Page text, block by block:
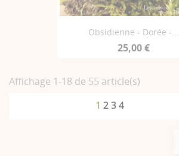
Obsidienne - Dorée -...
25,00 €
Affichage 1-18 de 55 article(s)
1 234